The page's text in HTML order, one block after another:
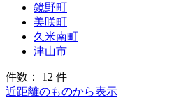
鏡野町
美咲町
久米南町
津山市
件数： 12 件
近距離のものから表示